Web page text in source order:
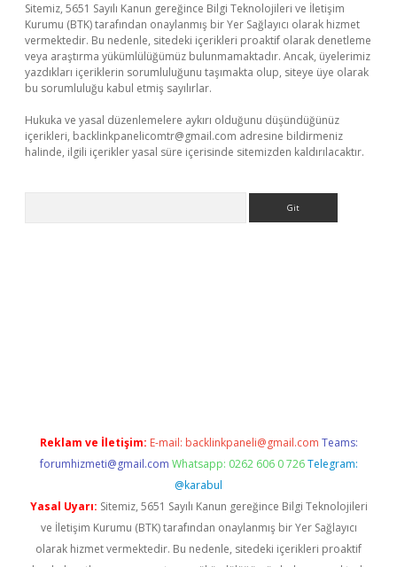
Sitemiz, 5651 Sayılı Kanun gereğince Bilgi Teknolojileri ve İletişim
Kurumu (BTK) tarafından onaylanmış bir Yer Sağlayıcı olarak hizmet
vermektedir. Bu nedenle, sitedeki içerikleri proaktif olarak denetleme
veya araştırma yükümlülüğümüz bulunmamaktadır. Ancak, üyelerimiz
yazdıkları içeriklerin sorumluluğunu taşımakta olup, siteye üye olarak
bu sorumluluğu kabul etmiş sayılırlar.
Hukuka ve yasal düzenlemelere aykırı olduğunu düşündüğünüz
içerikleri, backlinkpanelicomtr@gmail.com adresine bildirmeniz
halinde, ilgili içerikler yasal süre içerisinde sitemizden kaldırılacaktır.
Reklam ve İletişim: E-mail: backlinkpaneli@gmail.com Teams:
forumhizmeti@gmail.com Whatsapp: 0262 606 0 726 Telegram:
@karabul
Yasal Uyarı: Sitemiz, 5651 Sayılı Kanun gereğince Bilgi Teknolojileri
ve İletişim Kurumu (BTK) tarafından onaylanmış bir Yer Sağlayıcı
olarak hizmet vermektedir. Bu nedenle, sitedeki içerikleri proaktif